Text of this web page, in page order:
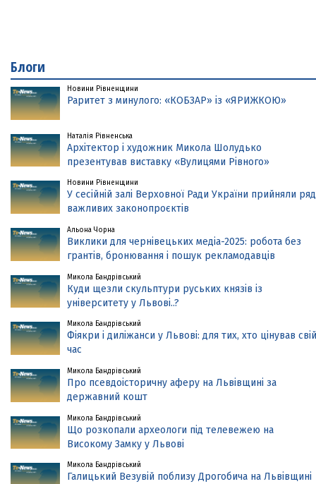
Блоги
Новини Рівненщини
Раритет з минулого: «КОБЗАР» із «ЯРИЖКОЮ»
Наталія Рівненська
Архітектор і художник Микола Шолудько
презентував виставку «Вулицями Рівного»
Новини Рівненщини
У сесійній залі Верховної Ради України прийняли ряд
важливих законопроєктів
Альона Чорна
Виклики для чернівецьких медіа-2025: робота без
грантів, бронювання і пошук рекламодавців
Микола Бандрівський
Куди щезли скульптури руських князів із
університету у Львові..?
Микола Бандрівський
Фіякри і диліжанси у Львові: для тих, хто цінував свій
час
Микола Бандрівський
Про псевдоісторичну аферу на Львівщині за
державний кошт
Микола Бандрівський
Що розкопали археологи під телевежею на
Високому Замку у Львові
Микола Бандрівський
Галицький Везувій поблизу Дрогобича на Львівщині